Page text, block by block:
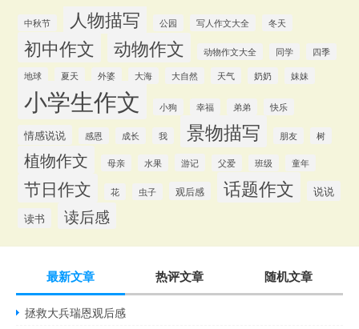
中秋节 人物描写 公园 写人作文大全 冬天
初中作文 动物作文 动物作文大全 同学
四季
地球
夏天 外婆 大海 大自然 天气 奶奶 妹妹
小学生作文 小狗 幸福 弟弟 快乐
情感说说 感恩 成长 我 景物描写 朋友 树
植物作文 母亲 水果 游记 父爱 班级 童年
节日作文 花 虫子 观后感 话题作文
说说
读书
读后感
最新文章 热评文章 随机文章
拯救大兵瑞恩观后感